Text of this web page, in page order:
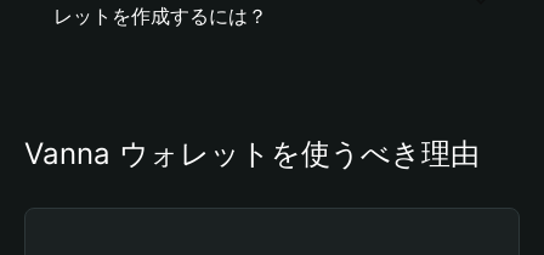
レットを作成するには？
Vanna ウォレットを使うべき理由